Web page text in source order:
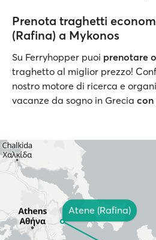
Prenota traghetti
(Rafina) a Mykonos
Su Ferryhopper puoi prenotare
traghetto al miglior prezzo!
nostro motore di ricerca e
vacanze da sogno in Grecia con
Atene (Rafina)